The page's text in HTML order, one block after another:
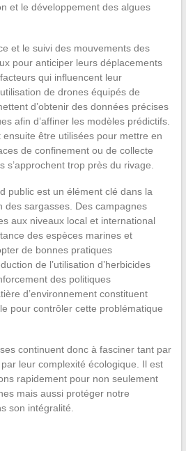
et le développement des algues
et le suivi des mouvements des
pour anticiper leurs déplacements
qui influencent leur
de drones équipés de
d’obtenir des données précises
afin d’affiner les modèles prédictifs.
être utilisées pour mettre en
de confinement ou de collecte
s’approchent trop près du rivage.
public est un élément clé dans la
des sargasses. Des campagnes
aux niveaux local et international
des espèces marines et
de bonnes pratiques
de l’utilisation d’herbicides
des politiques
d’environnement constituent
pour contrôler cette problématique
continuent donc à fasciner tant par
leur complexité écologique. Il est
rapidement pour non seulement
mais aussi protéger notre
son intégralité.